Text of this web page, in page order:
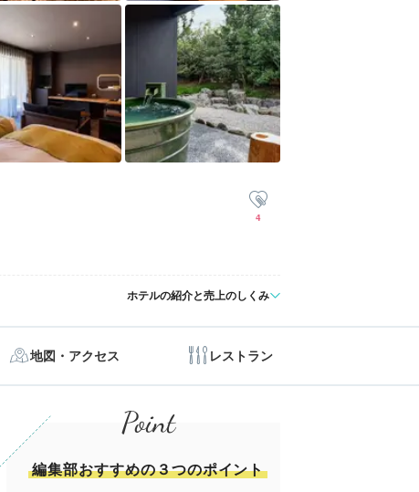
4
ホテルの紹介と売上のしくみ
地図・アクセス レストラン
編集部おすすめの３つのポイント